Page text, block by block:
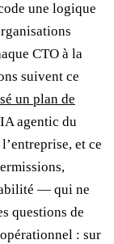
une logique
CTO à la
suivent ce
un plan de
agentic du
et ce
— qui ne
questions de
: sur